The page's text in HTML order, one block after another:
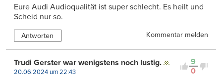
Eure Audi Audioqualität ist super schlecht. Es heilt und
Scheid nur so.
Antworten Kommentar melden
9
0
Trudi Gerster war wenigstens noch lustig.
20.06.2024 um 22:43